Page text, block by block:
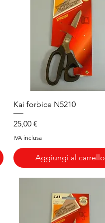
Vista rapida
Kai forbice N5210
Prezzo
25,00 €
IVA inclusa
Aggiungi al carrello